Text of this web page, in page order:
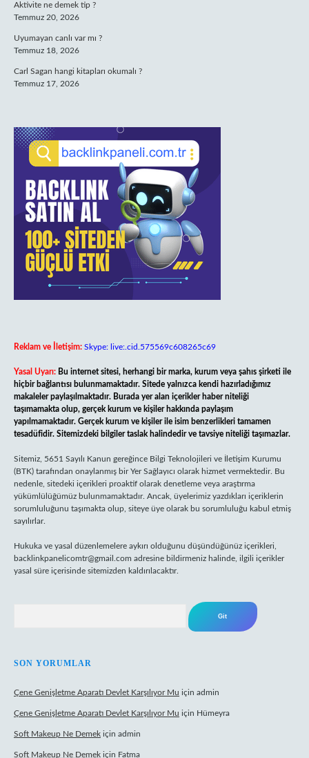
Aktivite ne demek tip ?
Temmuz 20, 2026
Uyumayan canlı var mı ?
Temmuz 18, 2026
Carl Sagan hangi kitapları okumalı ?
Temmuz 17, 2026
Reklam ve İletişim: Skype: live:.cid.575569c608265c69
Yasal Uyarı: Bu internet sitesi, herhangi bir marka, kurum veya şahıs şirketi ile
hiçbir bağlantısı bulunmamaktadır. Sitede yalnızca kendi hazırladığımız
makaleler paylaşılmaktadır. Burada yer alan içerikler haber niteliği
taşımamakta olup, gerçek kurum ve kişiler hakkında paylaşım
yapılmamaktadır. Gerçek kurum ve kişiler ile isim benzerlikleri tamamen
tesadüfidir. Sitemizdeki bilgiler taslak halindedir ve tavsiye niteliği taşımazlar.
Sitemiz, 5651 Sayılı Kanun gereğince Bilgi Teknolojileri ve İletişim Kurumu
(BTK) tarafından onaylanmış bir Yer Sağlayıcı olarak hizmet vermektedir. Bu
nedenle, sitedeki içerikleri proaktif olarak denetleme veya araştırma
yükümlülüğümüz bulunmamaktadır. Ancak, üyelerimiz yazdıkları içeriklerin
sorumluluğunu taşımakta olup, siteye üye olarak bu sorumluluğu kabul etmiş
sayılırlar.
Hukuka ve yasal düzenlemelere aykırı olduğunu düşündüğünüz içerikleri,
backlinkpanelicomtr@gmail.com adresine bildirmeniz halinde, ilgili içerikler
yasal süre içerisinde sitemizden kaldırılacaktır.
SON YORUMLAR
Çene Genişletme Aparatı Devlet Karşılıyor Mu için admin
Çene Genişletme Aparatı Devlet Karşılıyor Mu için Hümeyra
Soft Makeup Ne Demek için admin
Soft Makeup Ne Demek için Fatma